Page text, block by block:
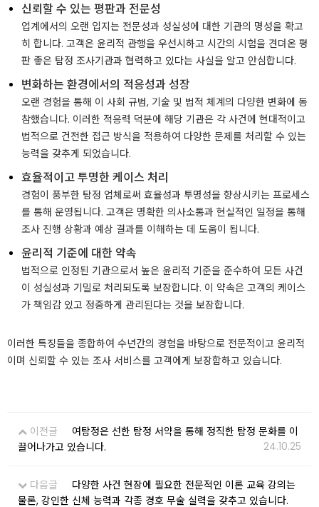
신뢰할 수 있는 평판과 전문성
업계에서의 오랜 입지는 전문성과 성실성에 대한 기관의 명성을 확고
히 합니다. 고객은 윤리적 관행을 우선시하고 시간의 시험을 견뎌온 평
판 좋은 탐정 조사기관과 협력하고 있다는 사실을 알고 안심합니다.
변화하는 환경에서의 적응성과 성장
오랜 경험을 통해 이 사회 규범, 기술 및 법적 체계의 다양한 변화에 동
참했습니다. 이러한 적응력 덕분에 해당 기관은 각 사건에 현대적이고
법적으로 건전한 접근 방식을 적용하여 다양한 문제를 처리할 수 있는
능력을 갖추게 되었습니다.
효율적이고 투명한 케이스 처리
경험이 풍부한 탐정 업체로써 효율성과 투명성을 향상시키는 프로세스
를 통해 운영됩니다. 고객은 명확한 의사소통과 현실적인 일정을 통해
조사 진행 상황과 예상 결과를 이해하는 데 도움이 됩니다.
윤리적 기준에 대한 약속
법적으로 인정된 기관으로서 높은 윤리적 기준을 준수하여 모든 사건
이 성실성과 기밀로 처리되도록 보장합니다. 이 약속은 고객의 케이스
가 책임감 있고 정중하게 관리된다는 것을 보장합니다.
이러한 특징들을 종합하여 수년간의 경험을 바탕으로 전문적이고 윤리적
이며 신뢰할 수 있는 조사 서비스를 고객에게 보장함하고 있습니다.
이전글
여탐정은 선한 탐정 서약을 통해 정직한 탐정 문화를 이
끌어나가고 있습니다.
24.10.25
다음글
다양한 사건 현장에 필요한 전문적인 이론 교육 강의는
물론, 강인한 신체 능력과 각종 경호 무술 실력을 갖추고 있습니다.